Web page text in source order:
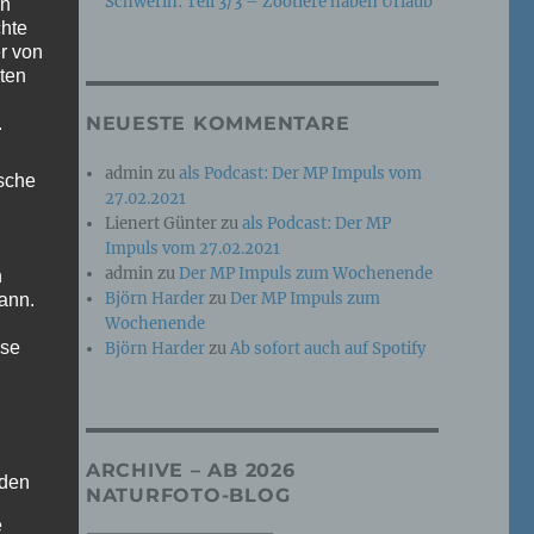
NEUESTE KOMMENTARE
admin zuals Podcast: Der MP Impuls vom
27.02.2021
Lienert Günterzuals Podcast: Der MP
Impuls vom 27.02.2021
admin zuDer MP Impuls zum Wochenende
Björn HarderzuDer MP Impuls zum
Wochenende
Björn HarderzuAb sofort auch auf Spotify
ARCHIVE – AB 2026
NATURFOTO-BLOG
von